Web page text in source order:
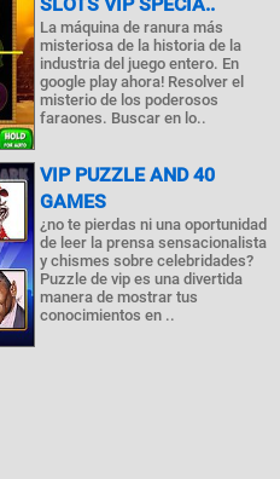
La máquina de ranura más
misteriosa de la historia de la
industria del juego entero. En
google play ahora! Resolver el
misterio de los poderosos
faraones. Buscar en lo..
VIP PUZZLE AND 40
GAMES
¿no te pierdas ni una oportunidad
de leer la prensa sensacionalista
y chismes sobre celebridades?
Puzzle de vip es una divertida
manera de mostrar tus
conocimientos en ..